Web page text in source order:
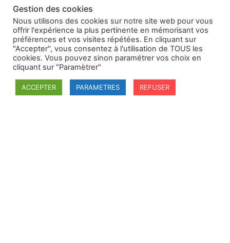
SFDI
Gestion des cookies
Nous utilisons des cookies sur notre site web pour vous
offrir l'expérience la plus pertinente en mémorisant vos
préférences et vos visites répétées. En cliquant sur
"Accepter", vous consentez à l'utilisation de TOUS les
cookies. Vous pouvez sinon paramétrer vos choix en
cliquant sur "Paramètrer"
ACCEPTER PARAMETRES REFUSER